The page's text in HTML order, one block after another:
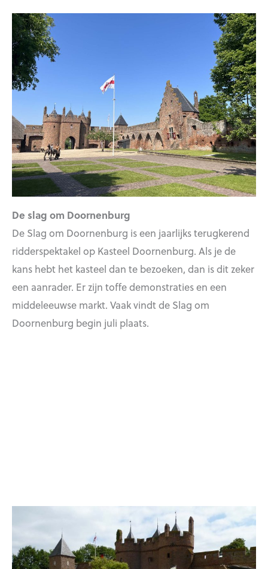
De slag om Doornenburg
De Slag om Doornenburg is een jaarlijks terugkerend
ridderspektakel op Kasteel Doornenburg. Als je de
kans hebt het kasteel dan te bezoeken, dan is dit zeker
een aanrader. Er zijn toffe demonstraties en een
middeleeuwse markt. Vaak vindt de Slag om
Doornenburg begin juli plaats.